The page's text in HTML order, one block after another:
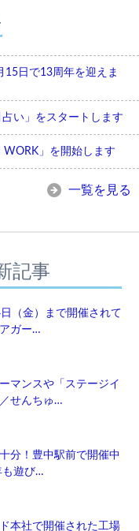
15日で13周年を迎えま
占い」をスタートします
WORK」を開始します
一覧を見る
記事
（金）まで開催されて
ガー…
マンスや「ステージイ
せんちゅ…
分！豊中駅前で開催中
も遊び…
本社で開催された工場